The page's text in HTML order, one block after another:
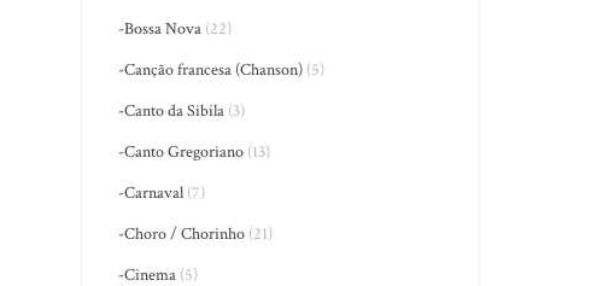
-Bossa Nova (22)
-Canção francesa (Chanson) (5)
-Canto da Sibila (3)
-Canto Gregoriano (13)
-Carnaval (7)
-Choro / Chorinho (21)
-Cinema (5)